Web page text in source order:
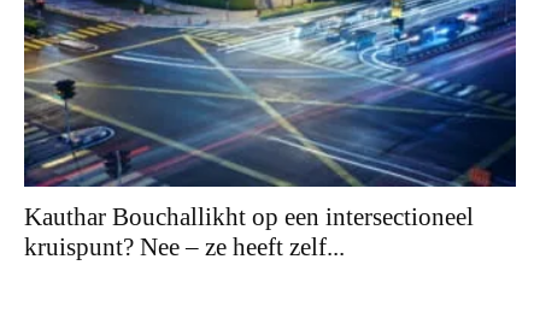
Kauthar Bouchallikht op een intersectioneel
kruispunt? Nee – ze heeft zelf...